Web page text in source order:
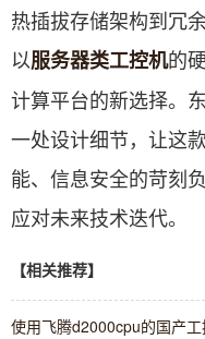
热插拔存储架构到冗
以服务器类工控机的
计算平台的新选择。
一处设计细节，让这
能、信息安全的苛刻
应对未来技术迭代。
【相关推荐】
使用飞腾d2000cpu的国产工